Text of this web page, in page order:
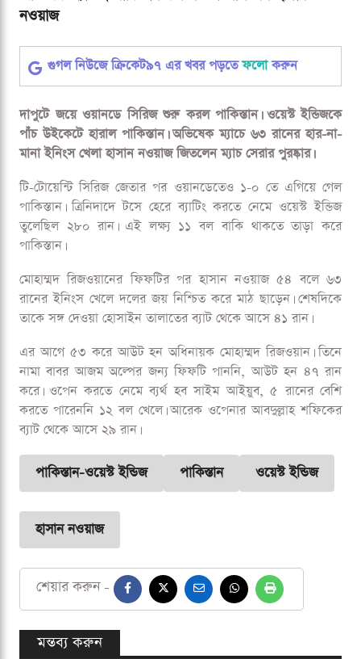
অভিষেক ম্যাচেই পাকিস্তানকে জিতিয়ে আসলেন হাসান
নওয়াজ
গুগল নিউজে ক্রিকেট৯৭ এর খবর পড়তেফলোকরুন
দাপুটে জয়ে ওয়ানডে সিরিজ শুরু করল পাকিস্তান। ওয়েস্ট ইন্ডিজকে
পাঁচ উইকেটে হারাল পাকিস্তান। অভিষেক ম্যাচে ৬৩ রানের হার-না-
মানা ইনিংস খেলা হাসান নওয়াজ জিতলেন ম্যাচ সেরার পুরষ্কার।
টি-টোয়েন্টি সিরিজ জেতার পর ওয়ানডেতেও ১-০ তে এগিয়ে গেল
পাকিস্তান। ত্রিনিদাদে টসে হেরে ব্যাটিং করতে নেমে ওয়েস্ট ইন্ডিজ
তুলেছিল ২৮০ রান। এই লক্ষ্য ১১ বল বাকি থাকতে তাড়া করে
পাকিস্তান।
রানের ইনিংস খেলে দলের জয় নিশ্চিত করে মাঠ ছাড়েন। শেষদিকে
তাকে সঙ্গ দেওয়া হোসাইন তালাতের ব্যাট থেকে আসে ৪১ রান।
এর আগে ৫৩ করে আউট হন অধিনায়ক মোহাম্মদ রিজওয়ান। তিনে
নামা বাবর আজম অল্পের জন্য ফিফটি পাননি, আউট হন ৪৭ রান
করে। ওপেন করতে নেমে ব্যর্থ হব সাইম আইয়ুব, ৫ রানের বেশি
করতে পারেননি ১২ বল খেলে। আরেক ওপেনার আবদুল্লাহ শফিকের
ব্যাট থেকে আসে ২৯ রান।
পাকিস্তান-ওয়েস্ট ইন্ডিজ